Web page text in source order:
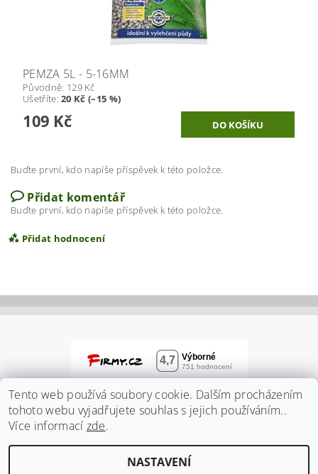
PEMZA 5L - 5-16MM
Původně: 129 Kč
Ušetříte:20 Kč (–15 %)
109 Kč
Buďte první, kdo napíše příspěvek k této položce.
Přidat komentář
Buďte první, kdo napíše příspěvek k této položce.
Přidat hodnocení
Vložením hodnocení souhlasíte spodmínkami
ochrany osobních údajů
Tento web používá soubory cookie. Dalším procházením
tohoto webu vyjadřujete souhlas s jejich používáním..
Více informací zde.
NASTAVENÍ